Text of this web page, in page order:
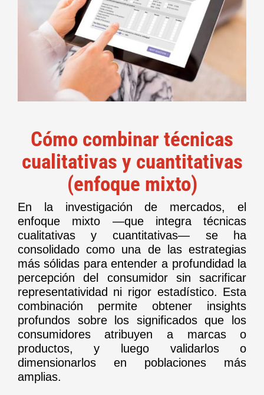
Cómo combinar técnicas
cualitativas y cuantitativas
(enfoque mixto)
En la investigación de mercados, el
enfoque mixto —que integra técnicas
cualitativas y cuantitativas— se ha
consolidado como una de las estrategias
más sólidas para entender a profundidad la
percepción del consumidor sin sacrificar
representatividad ni rigor estadístico. Esta
combinación permite obtener insights
profundos sobre los significados que los
consumidores atribuyen a marcas o
productos, y luego validarlos o
dimensionarlos en poblaciones más
amplias.